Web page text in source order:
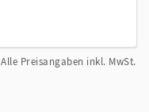
Alle Preisangaben inkl. MwSt.